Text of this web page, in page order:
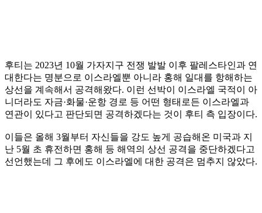
후티는 2023년 10월 가자지구 전쟁 발발 이후 팔레스타인과 연
대한다는 명분으로 이스라엘뿐 아니라 홍해 일대를 항해하는
상선을 계속해서 공격해왔다. 이런 선박이 이스라엘 국적이 아
니더라도 자금·화물·운항 경로 등 어떤 형태로든 이스라엘과
연관이 있다고 판단되면 공격하겠다는 것이 후티 측 입장이다.
이들은 올해 3월부터 자신들을 강도 높게 공습해온 미국과 지
난 5월 초 휴전하면 홍해 등 해역의 상선 공격을 중단하겠다고
선언했는데 그 후에도 이스라엘에 대한 공격은 멈추지 않았다.